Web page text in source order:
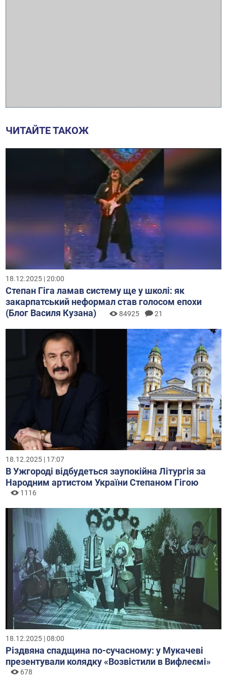
ЧИТАЙТЕ ТАКОЖ
18.12.2025 | 20:00
Степан Гіга ламав систему ще у школі: як
закарпатський неформал став голосом епохи
(Блог Василя Кузана)
84925 21
18.12.2025 | 17:07
В Ужгороді відбудеться заупокійна Літургія за
Народним артистом України Степаном Гігою
1116
18.12.2025 | 08:00
Різдвяна спадщина по-сучасному: у Мукачеві
презентували колядку «Возвістили в Вифлеємі»
678